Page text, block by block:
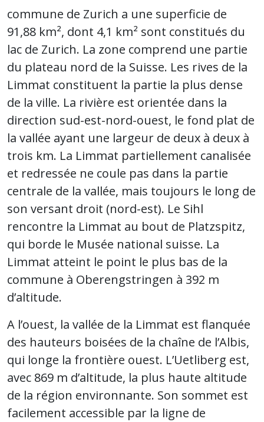
commune de Zurich a une superficie de
91,88 km², dont 4,1 km² sont constitués du
lac de Zurich. La zone comprend une partie
du plateau nord de la Suisse. Les rives de la
Limmat constituent la partie la plus dense
de la ville. La rivière est orientée dans la
direction sud-est-nord-ouest, le fond plat de
la vallée ayant une largeur de deux à deux à
trois km. La Limmat partiellement canalisée
et redressée ne coule pas dans la partie
centrale de la vallée, mais toujours le long de
son versant droit (nord-est). Le Sihl
rencontre la Limmat au bout de Platzspitz,
qui borde le Musée national suisse. La
Limmat atteint le point le plus bas de la
commune à Oberengstringen à 392 m
d’altitude.
A l’ouest, la vallée de la Limmat est flanquée
des hauteurs boisées de la chaîne de l’Albis,
qui longe la frontière ouest. L’Uetliberg est,
avec 869 m d’altitude, la plus haute altitude
de la région environnante. Son sommet est
facilement accessible par la ligne de